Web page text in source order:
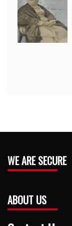
WE ARE SECURE
ABOUT US